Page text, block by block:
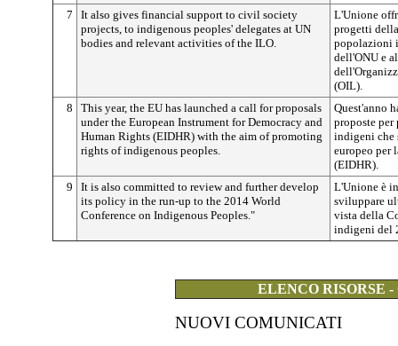
7
It also gives financial support to civil society
projects, to indigenous peoples' delegates at UN
bodies and relevant activities of the ILO.
L'Unione
progetti
popolazioni
dell'ONU e
(OIL).
8
This year, the EU has launched a call for proposals
under the European Instrument for Democracy and
Human Rights (EIDHR) with the aim of promoting
rights of indigenous peoples.
Quest'anno
proposte
indigeni che
europeo per
(EIDHR).
9
It is also committed to review and further develop
its policy in the run-up to the 2014 World
Conference on Indigenous Peoples."
L'Unione è
sviluppare
vista della
indigeni del
ELENCO RISORSE
NUOVI COMUNICATI